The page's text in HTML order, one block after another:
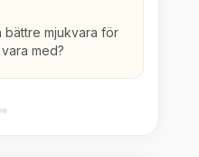
bättre mjukvara för
med?